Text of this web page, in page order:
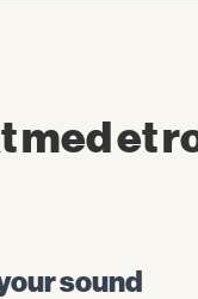
med et
sound